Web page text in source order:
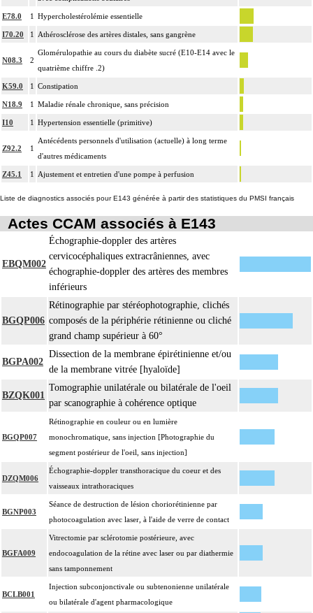
E78.0 1 Hypercholestérolémie essentielle
I70.20 1 Athérosclérose des artères distales, sans gangrène
N08.3 2
Glomérulopathie au cours du diabète sucré (E10-E14 avec le
quatrième chiffre .2)
K59.0 1 Constipation
N18.9 1 Maladie rénale chronique, sans précision
I10 1 Hypertension essentielle (primitive)
Z92.2 1
Antécédents personnels d'utilisation (actuelle) à long terme
d'autres médicaments
Z45.1 1 Ajustement et entretien d'une pompe à perfusion
Liste de diagnostics associés pour E143 générée à partir des statistiques du PMSI français
Actes CCAM associés à E143
EBQM002
Échographie-doppler des artères
cervicocéphaliques extracrâniennes, avec
échographie-doppler des artères des membres
inférieurs
BGQP006
Rétinographie par stéréophotographie, clichés
composés de la périphérie rétinienne ou cliché
grand champ supérieur à 60°
BGPA002
Dissection de la membrane épirétinienne et/ou
de la membrane vitrée [hyaloïde]
BZQK001
Tomographie unilatérale ou bilatérale de l'oeil
par scanographie à cohérence optique
BGQP007
Rétinographie en couleur ou en lumière
monochromatique, sans injection [Photographie du
segment postérieur de l'oeil, sans injection]
DZQM006
Échographie-doppler transthoracique du coeur et des
vaisseaux intrathoraciques
BGNP003
Séance de destruction de lésion choriorétinienne par
photocoagulation avec laser, à l'aide de verre de contact
BGFA009
Vitrectomie par sclérotomie postérieure, avec
endocoagulation de la rétine avec laser ou par diathermie
sans tamponnement
BCLB001
Injection subconjonctivale ou subtenonienne unilatérale
ou bilatérale d'agent pharmacologique